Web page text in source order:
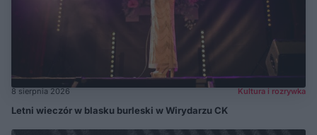
8 sierpnia 2026 Kultura i rozrywka
Letni wieczór w blasku burleski w Wirydarzu CK